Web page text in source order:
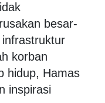
besar-
korban
hidup, Hamas
inspirasi